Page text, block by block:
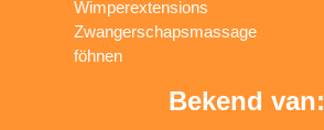
Wimperextensions
Zwangerschapsmassage
föhnen
Bekend van: